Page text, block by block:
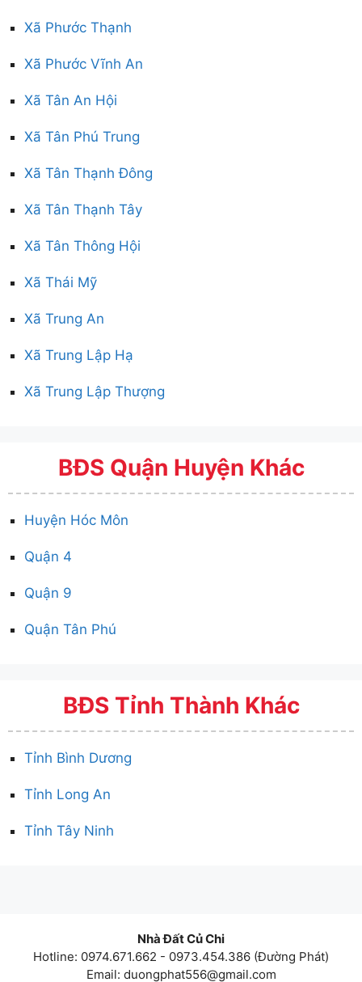
Xã Phước Thạnh
Xã Phước Vĩnh An
Xã Tân An Hội
Xã Tân Phú Trung
Xã Tân Thạnh Đông
Xã Tân Thạnh Tây
Xã Tân Thông Hội
Xã Thái Mỹ
Xã Trung An
Xã Trung Lập Hạ
Xã Trung Lập Thượng
BĐS Quận Huyện Khác
Huyện Hóc Môn
Quận 4
Quận 9
Quận Tân Phú
BĐS Tỉnh Thành Khác
Tỉnh Bình Dương
Tỉnh Long An
Tỉnh Tây Ninh
Nhà Đất Củ Chi
Hotline: 0974.671.662 - 0973.454.386 (Đường Phát)
Email: duongphat556@gmail.com